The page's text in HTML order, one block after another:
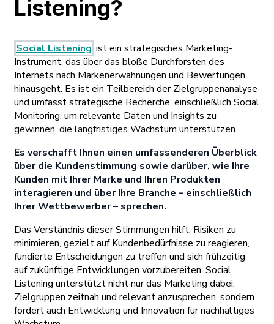
Listening?
Social Listening ist ein strategisches Marketing-
Instrument, das über das bloße Durchforsten des
Internets nach Markenerwähnungen und Bewertungen
hinausgeht. Es ist ein Teilbereich der Zielgruppenanalyse
und umfasst strategische Recherche, einschließlich Social
Monitoring, um relevante Daten und Insights zu
gewinnen, die langfristiges Wachstum unterstützen.
Es verschafft Ihnen einen umfassenderen Überblick
über die Kundenstimmung sowie darüber, wie Ihre
Kunden mit Ihrer Marke und Ihren Produkten
interagieren und über Ihre Branche – einschließlich
Ihrer Wettbewerber – sprechen.
Das Verständnis dieser Stimmungen hilft, Risiken zu
minimieren, gezielt auf Kundenbedürfnisse zu reagieren,
fundierte Entscheidungen zu treffen und sich frühzeitig
auf zukünftige Entwicklungen vorzubereiten. Social
Listening unterstützt nicht nur das Marketing dabei,
Zielgruppen zeitnah und relevant anzusprechen, sondern
fördert auch Entwicklung und Innovation für nachhaltiges